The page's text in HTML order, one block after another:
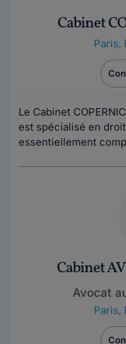
Cabinet
Paris,
Le Cabinet
est spécialisé en
essentiellement
Cabinet
Avocat
Paris,